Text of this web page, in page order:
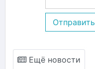
Отправить
Ещё новости